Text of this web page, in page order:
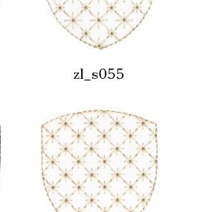
zl_s055